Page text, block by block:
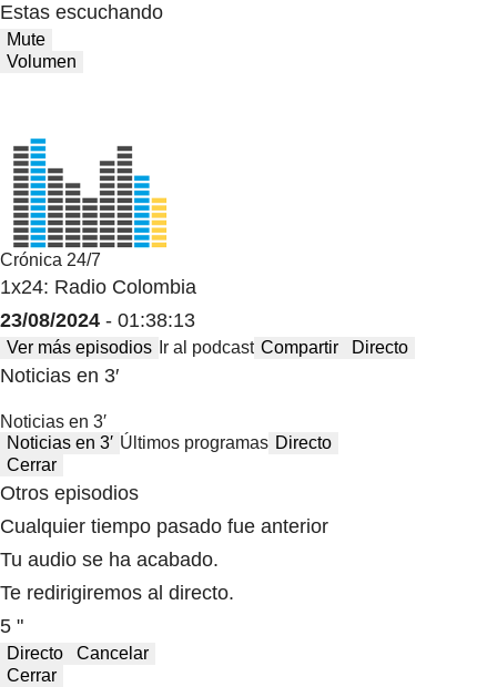
Estas escuchando
Mute
Volumen
Crónica 24/7
1x24: Radio Colombia
23/08/2024 - 01:38:13
Ver más episodios Ir al podcast Compartir Directo
Noticias en 3′
Noticias en 3′
Noticias en 3′ Últimos programas Directo
Cerrar
Otros episodios
Cualquier tiempo pasado fue anterior
Tu audio se ha acabado.
Te redirigiremos al directo.
5 "
Directo
Cancelar
Cerrar